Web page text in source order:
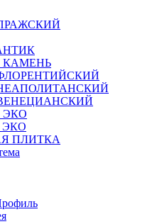
КАМЕНЬ
ЭКО
ЭКО
ПЛИТКА